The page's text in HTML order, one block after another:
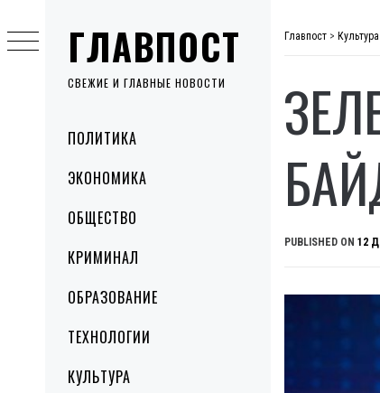
ГЛАВПОСТ
СВЕЖИЕ И ГЛАВНЫЕ НОВОСТИ
MenuПОЛИТИКА
ЭКОНОМИКА
ОБЩЕСТВО
КРИМИНАЛ
ОБРАЗОВАНИЕ
ТЕХНОЛОГИИ
КУЛЬТУРА
to
content
Главпост > Культура
PUBLISHED ON 12